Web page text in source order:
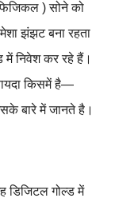
) सोने को
झंझट बना रहता
में निवेश कर रहे हैं।
किसमें है—
बारे में जानते है।
डिजिटल गोल्ड में